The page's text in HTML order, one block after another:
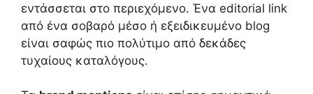
εντάσσεται στο περιεχόμενο. Ένα editorial link
από ένα σοβαρό μέσο ή εξειδικευμένο blog
είναι σαφώς πιο πολύτιμο από δεκάδες
τυχαίους καταλόγους.